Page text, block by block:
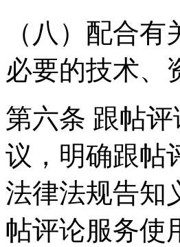
（八）配合
必要的技术、
第六条 跟帖
议，明确跟帖
法律法规告知
帖评论服务使